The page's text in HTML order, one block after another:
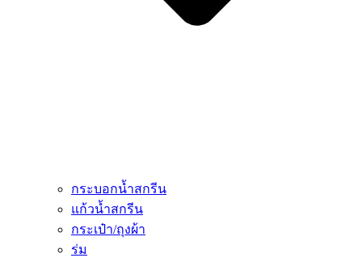
กระบอกน้ำสกรีน
แก้วน้ำสกรีน
กระเป๋า/ถุงผ้า
ร่ม